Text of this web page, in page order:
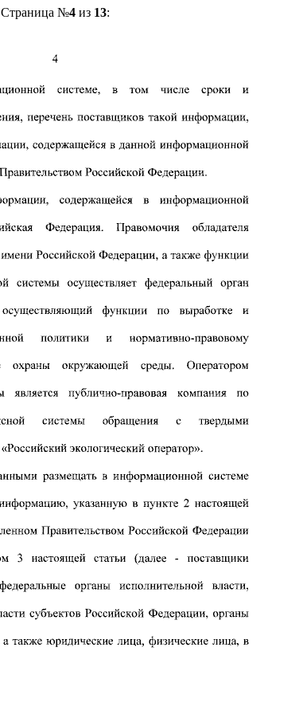
Страница №4из 13: